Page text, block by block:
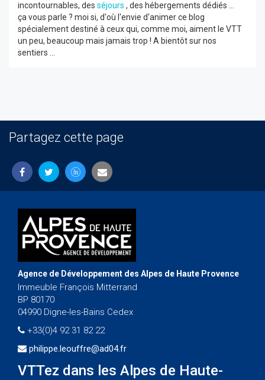
incontournables, des séjours , des hébergements dédiés ...
ça vous parle ? moi si, d'où l'envie d'animer ce blog
spécialement destiné à ceux qui, comme moi, aiment le VTT
un peu, beaucoup mais jamais trop ! A bientôt sur nos
sentiers ...
Partagez cette page
Agence de Développement des Alpes de Haute Provence
Immeuble François Mitterrand
BP 80170
04990 Digne-les-Bains Cedex
+33(0)4 92 31 82 22
philippe.leouffre@ad04.fr
VTTez dans les Alpes de Haute-